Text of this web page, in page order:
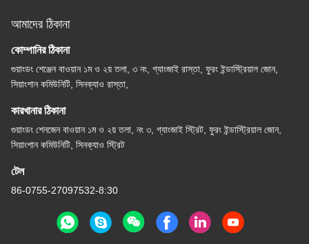
আমাদের ঠিকানা
কোম্পানির ঠিকানা
গুয়াংডং শেঞ্জেন বাওয়ান ১ম ও ২য় তলা, ৩ নং, গ্যাংজাই রাস্তা, ফুরং ইন্ডাস্ট্রিয়াল জোন,
সিয়াংশান কমিউনিটি, সিনক্যাও রাস্তা,
কারখানার ঠিকানা
গুয়াংডং শেনজেন বাওয়ান ১ম ও ২য় তলা, নং ৩, গ্যাংজাই স্ট্রিট, ফুরং ইন্ডাস্ট্রিয়াল জোন,
সিয়াংশান কমিউনিটি, সিনক্যাও স্ট্রিট
টেল
86-0755-27097532-8:30